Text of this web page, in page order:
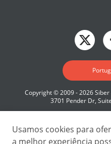
Copyright © 2009 - 2026
3701 Pender Dr,
Usamos cookies para
a melhor experiência